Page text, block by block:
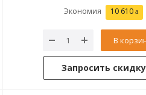
Экономия 10 610
В
Запросить скидку